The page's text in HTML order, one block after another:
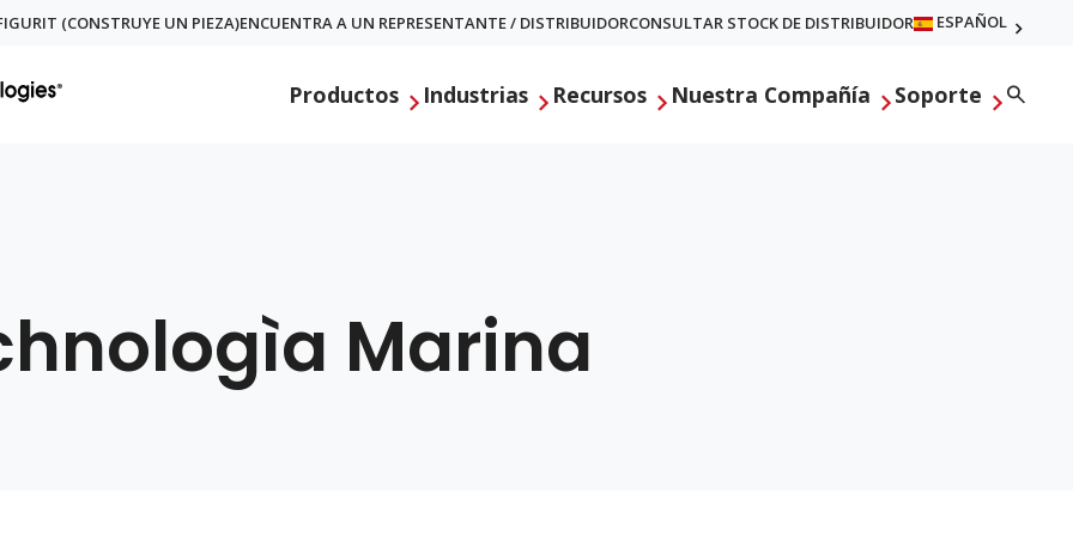
(CONSTRUYE UN PIEZA)ENCUENTRA A UN REPRESENTANTE / DISTRIBUIDORCONSULTAR STOCK DE DISTRIBUIDOR ESPAÑOL
Productos Industrias Recursos Nuestra Compañía Soporte
Marina